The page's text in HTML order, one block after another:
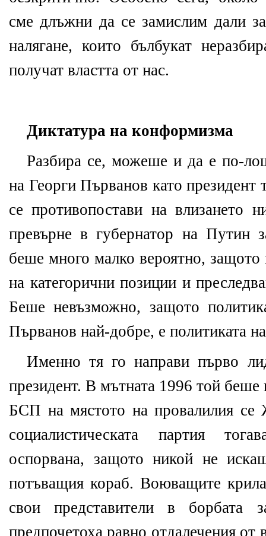
сме длъжни да се замислим дали
налягане, които бълбукат
получат властта от нас.
Диктатура на конформизма
Разбира се, можеше и да е по-
на Георги Първанов като
се противопостави на
превърне в губернатор на Путин
беше много малко вероятно, защото
на категорични позиции и
Беше невъзможно, защото
Първанов най-добре, е политиката
Именно тя го направи първо
президент. В мътната 1996 той беше
БСП на мястото на провалилия се
социалистическата партия
оспорвана, защото никой не
потъващия кораб. Воюващите
свои представители в борбата
предпочетоха равно отдалечения